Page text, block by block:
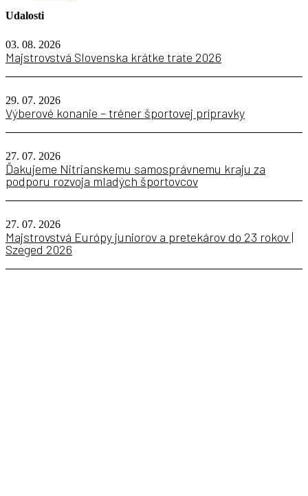
Udalosti
03. 08. 2026
Majstrovstvá Slovenska krátke trate 2026
29. 07. 2026
Výberové konanie – tréner športovej prípravky
27. 07. 2026
Ďakujeme Nitrianskemu samosprávnemu kraju za
podporu rozvoja mladých športovcov
27. 07. 2026
Majstrovstvá Európy juniorov a pretekárov do 23 rokov |
Szeged 2026